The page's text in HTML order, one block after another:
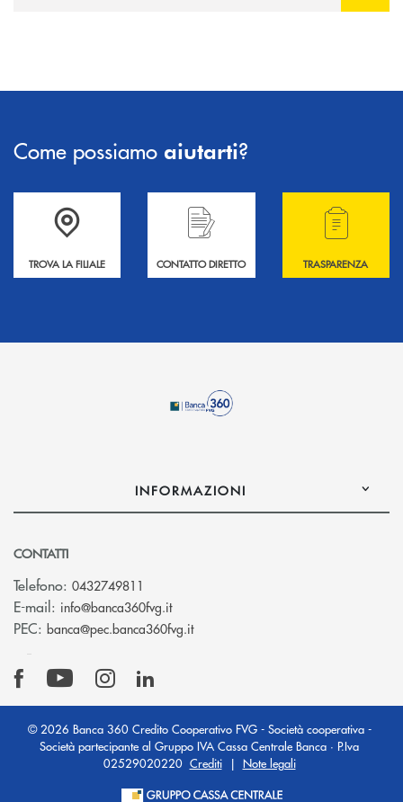
Come possiamo aiutarti?
Accedi all' elenco completo delle filiali .
TROVA LA FILIALE
Hai bisogno di informazioni? Contattaci !
CONTATTO DIRETTO
Hai bisogno di
TRASPARENZA
INFORMAZIONI
CONTATTI
Telefono: 0432749811
E-mail: info@banca360fvg.it(si apre l’app di posta elettronica)
PEC: banca@pec.banca360fvg.it(si apre l’app di posta elettronica)
© 2026 Banca 360 Credito Cooperativo FVG - Società cooperativa -
Società partecipante al Gruppo IVA Cassa Centrale Banca · P.Iva
02529020220 Crediti| Note legali